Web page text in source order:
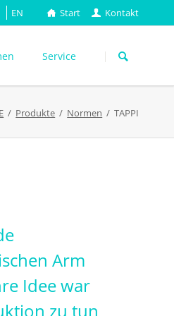
Start Kontakt
EN
überspringen
Service
Produkte Normen TAPPI
Arm
Idee war
zu tun